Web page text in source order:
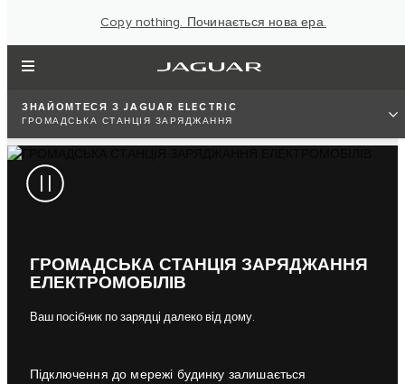
Copy nothing. Починається нова ера.
ЗНАЙОМТЕСЯ З JAGUAR ELECTRIC
ГРОМАДСЬКА СТАНЦІЯ ЗАРЯДЖАННЯ
ГРОМАДСЬКА СТАНЦІЯ ЗАРЯДЖАННЯ
ЕЛЕКТРОМОБІЛІВ
Ваш посібник по зарядці далеко від дому.
Підключення до мережі будинку залишається